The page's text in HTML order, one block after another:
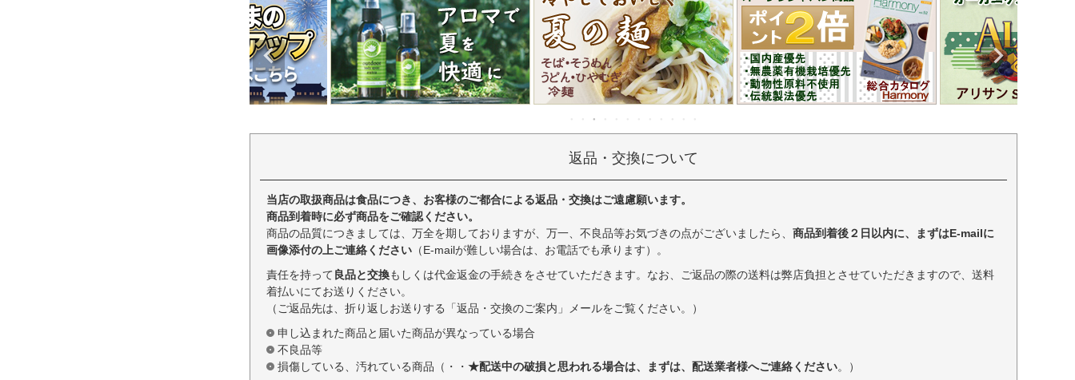
返品・交換について
当店の取扱商品は食品につき、お客様のご都合による返品・交換はご遠慮願います。
商品到着時に必ず商品をご確認ください。
商品の品質につきましては、万全を期しておりますが、万一、不良品等お気づきの点がございましたら、 商品到着後２日以内に、まずはE-mailに
画像添付の上ご連絡ください （E-mailが難しい場合は、お電話でも承ります）。
責任を持って 良品と交換もしくは代金返金の手続きをさせていただきます。なお、ご返品の際の送料は弊店負担とさせていただきますので、送料
着払いにてお送りください。
（ご返品先は、折り返しお送りする「返品・交換のご案内」メールをご覧ください。）
申し込まれた商品と届いた商品が異なっている場合
不良品等
損傷している、汚れている商品（・・ ★配送中の破損と思われる場合は、まずは、配送業者様へご連絡ください。）